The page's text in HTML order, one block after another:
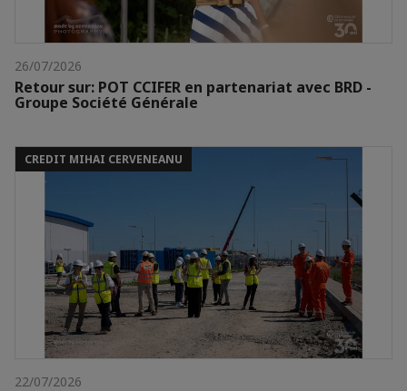
26/07/2026
Retour sur: POT CCIFER en partenariat avec BRD -
Groupe Société Générale
CREDIT MIHAI CERVENEANU
22/07/2026